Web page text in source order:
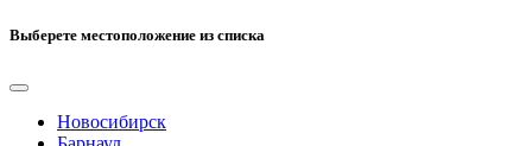
Выберете местоположение из списка
Новосибирск